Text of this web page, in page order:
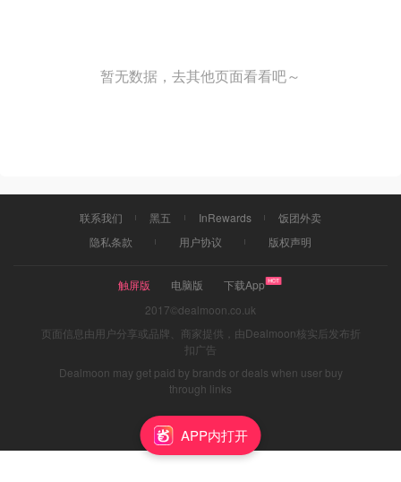
暂无数据，去其他页面看看吧～
APP内打开
联系我们 黑五 InRewards
饭团外卖
隐私条款
用户协议 版权声明
触屏版 电脑版
下载App
2017©dealmoon.co.uk
页面信息由用户分享或品牌、商家提供，由Dealmoon核实后发布折
扣广告
Dealmoon may get paid by brands or deals when user buy
through links